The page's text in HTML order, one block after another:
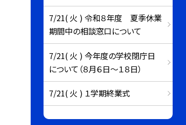
7/21( 火 ) 令和８年度 夏季休業
期間中の相談窓口について
7/21( 火 ) 今年度の学校閉庁日
について（８月６日～１８日）
7/21( 火 ) １学期終業式